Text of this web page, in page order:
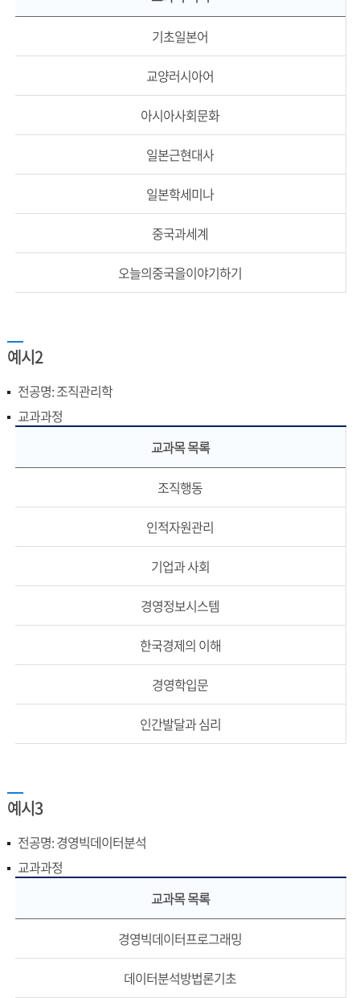
기초일본어
교양러시아어
아시아사회문화
일본근현대사
일본학세미나
중국과세계
오늘의중국을이야기하기
예시2
전공명: 조직관리학
교과과정
교과목 목록
조직행동
인적자원관리
기업과 사회
경영정보시스템
한국경제의 이해
경영학입문
인간발달과 심리
예시3
전공명: 경영빅데이터분석
교과과정
교과목 목록
경영빅데이터프로그래밍
데이터분석방법론기초